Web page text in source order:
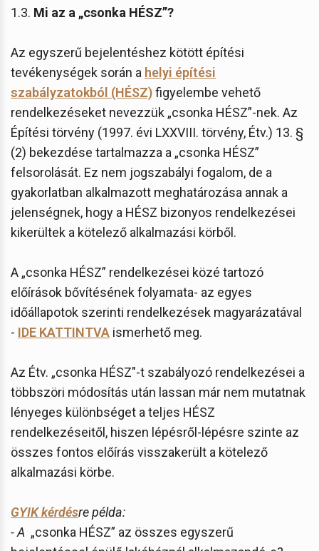
1.3. Mi az a „csonka HÉSZ”?
Az egyszerű bejelentéshez kötött építési
tevékenységek során a helyi építési
szabályzatokból (HÉSZ)figyelembe vehető
rendelkezéseket nevezzük „csonka HÉSZ”-nek. Az
Építési törvény (1997. évi LXXVIII. törvény, Étv.) 13. §
(2) bekezdése tartalmazza a „csonka HÉSZ”
felsorolását. Ez nem jogszabályi fogalom, de a
gyakorlatban alkalmazott meghatározása annak a
jelenségnek, hogy a HÉSZ bizonyos rendelkezései
kikerültek a kötelező alkalmazási körből.
A „csonka HÉSZ” rendelkezései közé tartozó
előírások bővítésének folyamata- az egyes
időállapotok szerinti rendelkezések magyarázatával
- IDE KATTINTVA ismerhető meg.
Az Étv. „csonka HÉSZ"-t szabályozó rendelkezései a
többszöri módosítás után lassan már nem mutatnak
lényeges különbséget a teljes HÉSZ
rendelkezéseitől, hiszen lépésről-lépésre szinte az
összes fontos előírás visszakerült a kötelező
alkalmazási körbe.
GYIK kérdésre példa:
- A „csonka HÉSZ” az összes egyszerű